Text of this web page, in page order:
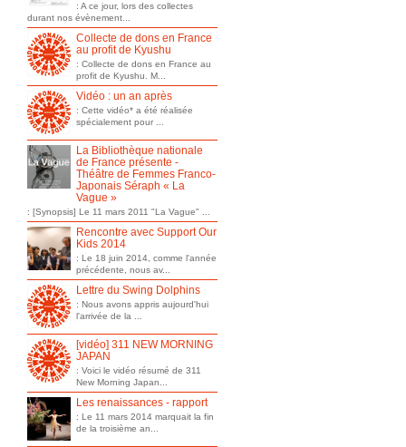
: A ce jour, lors des collectes
durant nos évènement...
Collecte de dons en France
au profit de Kyushu
: Collecte de dons en France au
profit de Kyushu. M...
Vidéo : un an après
: Cette vidéo* a été réalisée
spécialement pour ...
La Bibliothèque nationale
de France présente -
Théâtre de Femmes Franco-
Japonais Séraph « La
Vague »
: [Synopsis] Le 11 mars 2011 "La Vague" ...
Rencontre avec Support Our
Kids 2014
: Le 18 juin 2014, comme l'année
précédente, nous av...
Lettre du Swing Dolphins
: Nous avons appris aujourd'hui
l'arrivée de la ...
[vidéo] 311 NEW MORNING
JAPAN
: Voici le vidéo résumé de 311
New Morning Japan...
Les renaissances - rapport
: Le 11 mars 2014 marquait la fin
de la troisième an...